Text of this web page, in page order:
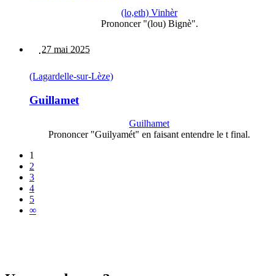
(lo,eth) Vinhèr
Prononcer "(lou) Bignè".
27 mai 2025
(Lagardelle-sur-Lèze)
Guillamet
Guilhamet
Prononcer "Guilyamét" en faisant entendre le t final.
1
2
3
4
5
∞